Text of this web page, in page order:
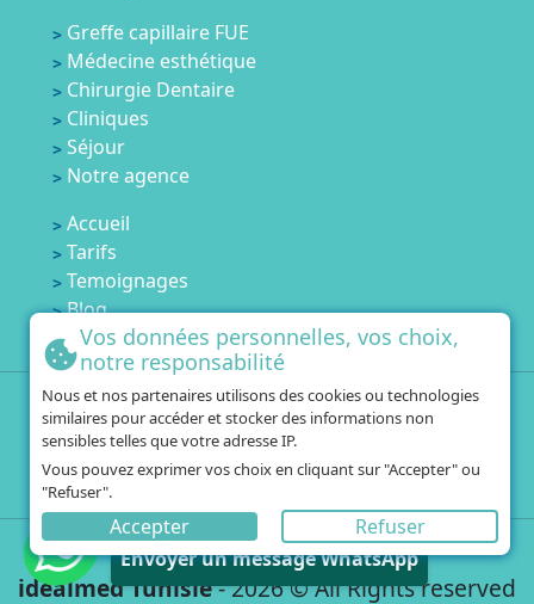
Greffe capillaire FUE
Médecine esthétique
Chirurgie Dentaire
Cliniques
Séjour
Notre agence
Accueil
Tarifs
Temoignages
Blog
Contactez-nous
+33 1 84 80 60 67
+216 25 751 554
contact@idealmed-tunisie.com
Mentions Légales
idealmed Tunisie- 2026 © All Rights reserved
Vous avez besoin d'aide?
Envoyer un message WhatsApp
Vos données personnelles, vos choix,
notre responsabilité
Nous et nos partenaires utilisons des cookies ou technologies
similaires pour accéder et stocker des informations non
sensibles telles que votre adresse IP.
Vous pouvez exprimer vos choix en cliquant sur "Accepter" ou
"Refuser".
Accepter Refuser